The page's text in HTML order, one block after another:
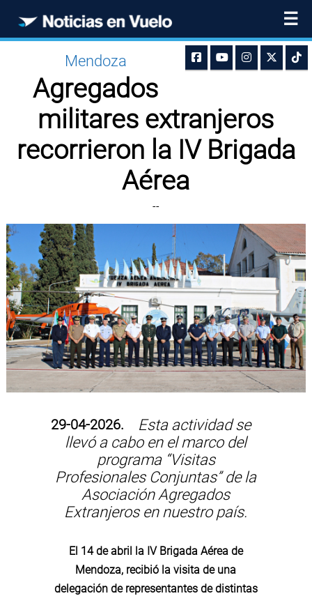
☰
Mendoza
Agregados
militares extranjeros
recorrieron la IV Brigada
Aérea
--
29-04-2026.
Esta actividad se
llevó a cabo en el marco del
programa “Visitas
Profesionales Conjuntas” de la
Asociación Agregados
Extranjeros en nuestro país.
El 14 de abril la IV Brigada Aérea de
Mendoza, recibió la visita de una
delegación de representantes de distintas